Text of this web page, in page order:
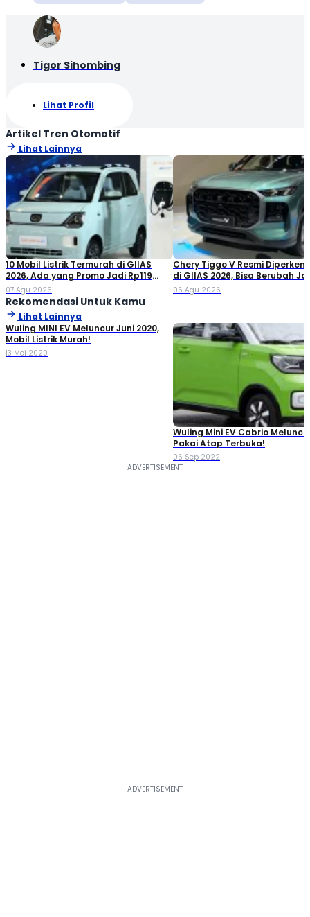
Tigor Sihombing
Lihat Profil
Artikel Tren Otomotif
Lihat Lainnya
10 Mobil Listrik Termurah di GIIAS
2026, Ada yang Promo Jadi Rp119
Jutaan!
07 Agu 2026
Chery Tiggo V Resmi
di GIIAS 2026, Bisa Berubah
Double Cabin
06 Agu 2026
Rekomendasi Untuk Kamu
Lihat Lainnya
Wuling MINI EV Meluncur Juni 2020,
Mobil Listrik Murah!
13 Mei 2020
Wuling Mini EV Cabrio
Pakai Atap Terbuka!
06 Sep 2022